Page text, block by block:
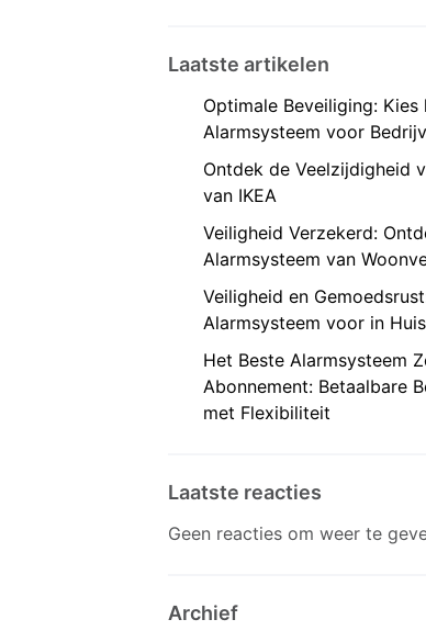
Laatste artikelen
Optimale Beveiliging: Kies
Alarmsysteem voor
Ontdek de Veelzijdigheid
van IKEA
Veiligheid Verzekerd:
Alarmsysteem van
Veiligheid en
Alarmsysteem voor in Huis
Het Beste Alarmsysteem
Abonnement: Betaalbare
met Flexibiliteit
Laatste reacties
Geen reacties om weer te
Archief